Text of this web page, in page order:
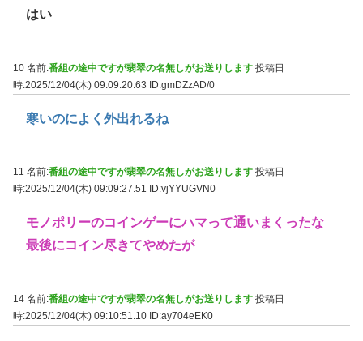
はい
10 名前:番組の途中ですが翡翠の名無しがお送りします 投稿日
時:2025/12/04(木) 09:09:20.63 ID:gmDZzAD/0
寒いのによく外出れるね
11 名前:番組の途中ですが翡翠の名無しがお送りします 投稿日
時:2025/12/04(木) 09:09:27.51
ID:vjYYUGVN0
モノポリーのコインゲーにハマって通いまくったな
最後にコイン尽きてやめたが
14 名前:番組の途中ですが翡翠の名無しがお送りします 投稿日
時:2025/12/04(木) 09:10:51.10 ID:ay704eEK0